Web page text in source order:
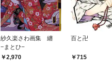
紗久楽さわ画集 纏
−まとひ−
2,970
百と卍
715